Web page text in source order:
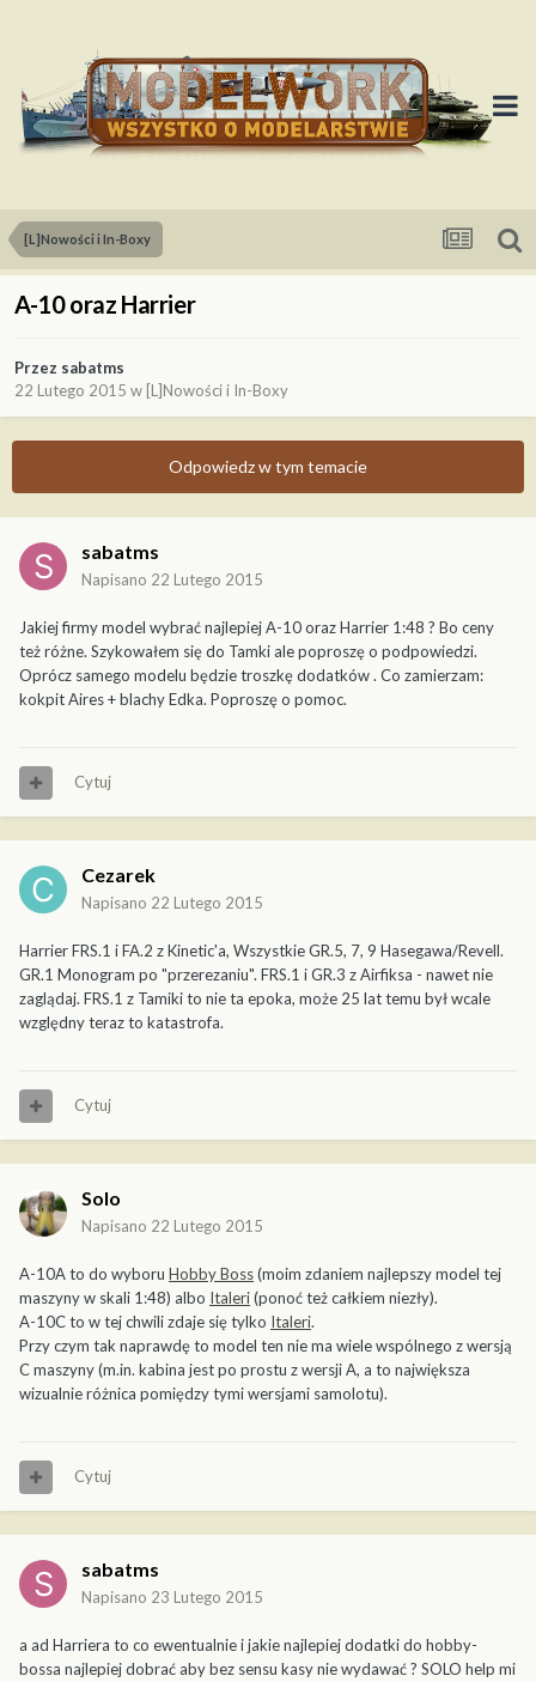
[L]Nowości i In-Boxy
A-10 oraz Harrier
Przez sabatms
22 Lutego 2015 w [L]Nowości i In-Boxy
Odpowiedz w tym temacie
sabatms
Napisano 22 Lutego 2015
Jakiej firmy model wybrać najlepiej A-10 oraz Harrier 1:48 ? Bo ceny
też różne. Szykowałem się do Tamki ale poproszę o podpowiedzi.
Oprócz samego modelu będzie troszkę dodatków . Co zamierzam:
kokpit Aires + blachy Edka. Poproszę o pomoc.
Cytuj
Cezarek
Napisano 22 Lutego 2015
Harrier FRS.1 i FA.2 z Kinetic'a, Wszystkie GR.5, 7, 9 Hasegawa/Revell.
GR.1 Monogram po "przerezaniu". FRS.1 i GR.3 z Airfiksa - nawet nie
zaglądaj. FRS.1 z Tamiki to nie ta epoka, może 25 lat temu był wcale
względny teraz to katastrofa.
Cytuj
Solo
Napisano 22 Lutego 2015
A-10A to do wyboru Hobby Boss(moim zdaniem najlepszy model tej
maszyny w skali 1:48) albo Italeri(ponoć też całkiem niezły).
A-10C to w tej chwili zdaje się tylko Italeri.
Przy czym tak naprawdę to model ten nie ma wiele wspólnego z wersją
C maszyny (m.in. kabina jest po prostu z wersji A, a to największa
wizualnie różnica pomiędzy tymi wersjami samolotu).
Cytuj
sabatms
Napisano 23 Lutego 2015
a ad Harriera to co ewentualnie i jakie najlepiej dodatki do hobby-
bossa najlepiej dobrać aby bez sensu kasy nie wydawać ? SOLO help mi